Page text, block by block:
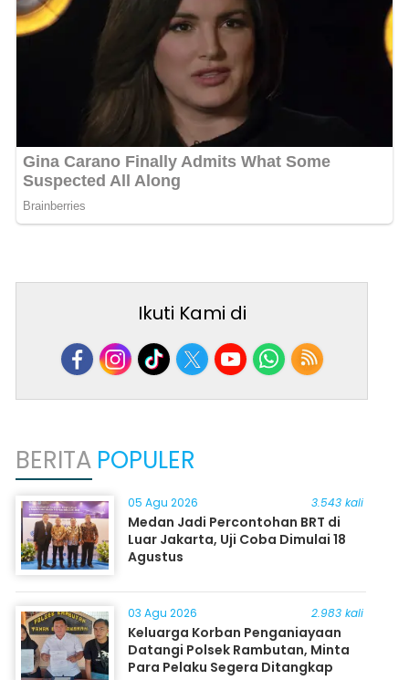
Ikuti Kami di
BERITA POPULER
05 Agu 2026 3.543 kali
Medan Jadi Percontohan BRT di
Luar Jakarta, Uji Coba Dimulai 18
Agustus
03 Agu 2026 2.983 kali
Keluarga Korban Penganiayaan
Datangi Polsek Rambutan, Minta
Para Pelaku Segera Ditangkap